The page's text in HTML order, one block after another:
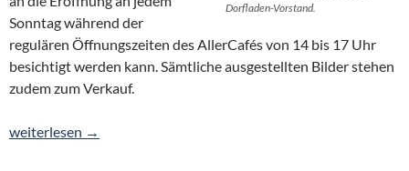
Dorfladen-Vorstand.
Sonntag während der
regulären Öffnungszeiten des AllerCafés von 14 bis 17 Uhr
besichtigt werden kann. Sämtliche ausgestellten Bilder stehen
zudem zum Verkauf.
Kunstausstellung im AllerCafé: Bärbel Drewes zeigt regionale
weiterlesen →